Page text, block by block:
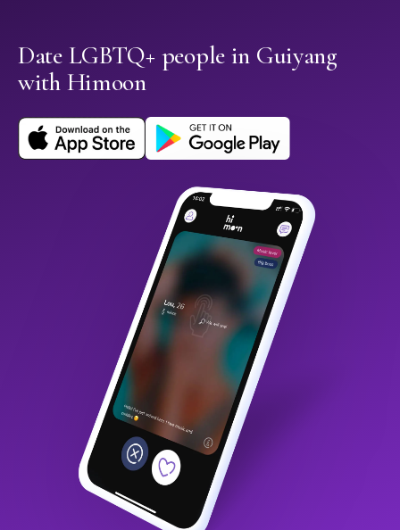
Date LGBTQ+ people in Guiyang
with Himoon